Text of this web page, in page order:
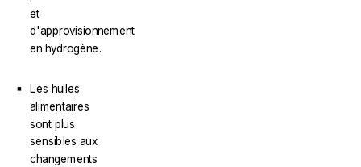
et
d'approvisionnement
en hydrogène.
Les huiles
alimentaires
sont plus
sensibles aux
changements